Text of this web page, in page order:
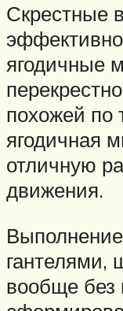
Скрестные
ягодичные
похожей по
ягодичная
отличную
движения.
гантелями,
вообще без